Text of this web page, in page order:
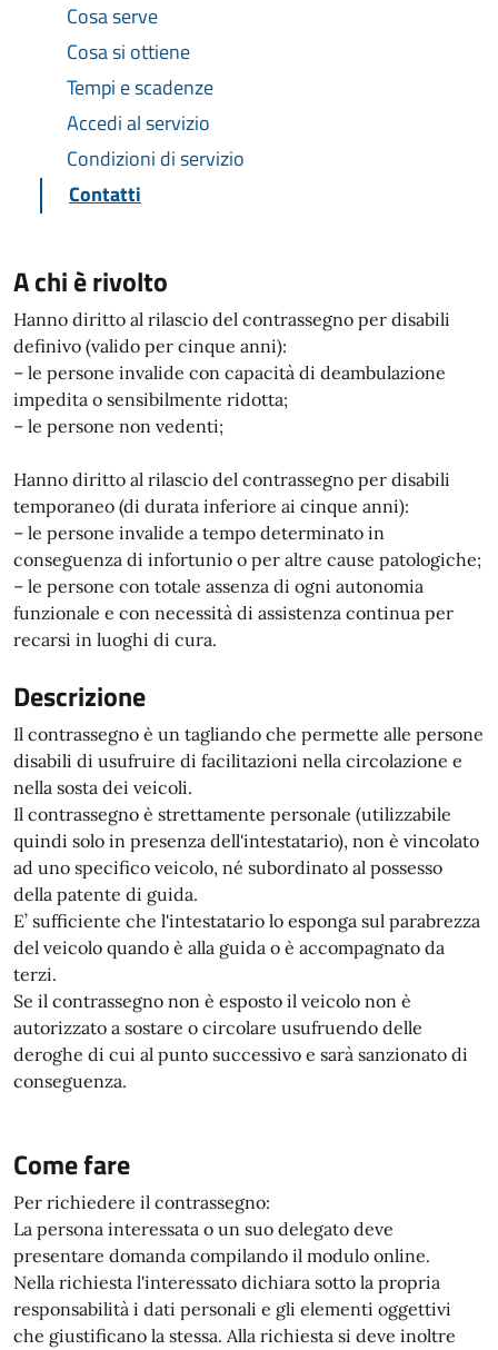
Cosa serve
Cosa si ottiene
Tempi e scadenze
Accedi al servizio
Condizioni di servizio
Contatti
A chi è rivolto
Hanno diritto al rilascio del contrassegno per disabili
definivo (valido per cinque anni):
– le persone invalide con capacità di deambulazione
impedita o sensibilmente ridotta;
– le persone non vedenti;
Hanno diritto al rilascio del contrassegno per disabili
temporaneo (di durata inferiore ai cinque anni):
– le persone invalide a tempo determinato in
conseguenza di infortunio o per altre cause patologiche;
– le persone con totale assenza di ogni autonomia
funzionale e con necessità di assistenza continua per
recarsi in luoghi di cura.
Descrizione
Il contrassegno è un tagliando che permette alle persone
disabili di usufruire di facilitazioni nella circolazione e
nella sosta dei veicoli.
Il contrassegno è strettamente personale (utilizzabile
quindi solo in presenza dell'intestatario), non è vincolato
ad uno specifico veicolo, né subordinato al possesso
della patente di guida.
E’ sufficiente che l'intestatario lo esponga sul parabrezza
del veicolo quando è alla guida o è accompagnato da
terzi.
Se il contrassegno non è esposto il veicolo non è
autorizzato a sostare o circolare usufruendo delle
deroghe di cui al punto successivo e sarà sanzionato di
conseguenza.
Come fare
Per richiedere il contrassegno:
La persona interessata o un suo delegato deve
presentare domanda compilando il modulo online.
Nella richiesta l'interessato dichiara sotto la propria
responsabilità i dati personali e gli elementi oggettivi
che giustificano la stessa. Alla richiesta si deve inoltre